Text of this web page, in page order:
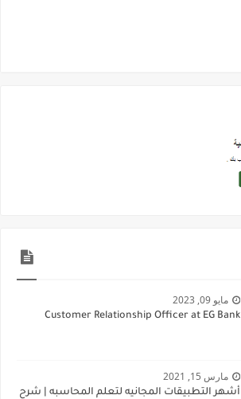
مايو 09, 2023
Customer Relationship Officer at EG Bank
مارس 15, 2021
أشهر التطبيقات المجانيه لتعلم المحاسبه | شرح